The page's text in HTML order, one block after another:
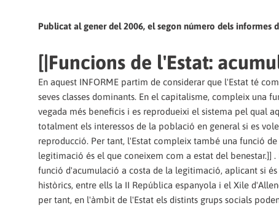
Publicat al gener del 2006, el segon número dels
[|Funcions de l'Estat:
En aquest INFORME partim de considerar que l'Estat té
seves classes dominants. En el capitalisme, compleix una
vegada més beneficis i es reprodueixi el sistema pel qual
totalment els interessos de la població en general si es
reproducció. Per tant, l'Estat compleix també una funció
legitimació és el que coneixem com a estat del benestar.]]
funció d'acumulació a costa de la legitimació, aplicant si
històrics, entre ells la II República espanyola i el Xile
per tant, en l'àmbit de l'Estat els distints grups socials